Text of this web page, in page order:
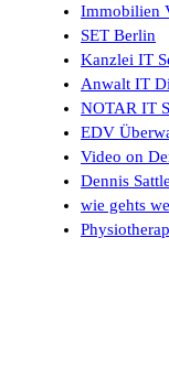
Immobilien
SET Berlin
Kanzlei IT
Anwalt IT
NOTAR IT
EDV
Video on
Dennis
wie gehts